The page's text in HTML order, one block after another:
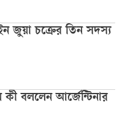
জুয়া চক্রের তিন সদস্য
বললেন আর্জেন্টিনার